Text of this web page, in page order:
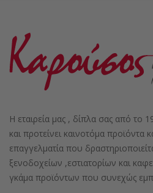
Η εταιρεία μας , δίπλα σας από το
και προτείνει καινοτόμα προϊόντα
επαγγελματία που
ξενοδοχείων ,εστιατορίων και
γκάμα προϊόντων που συνεχώς